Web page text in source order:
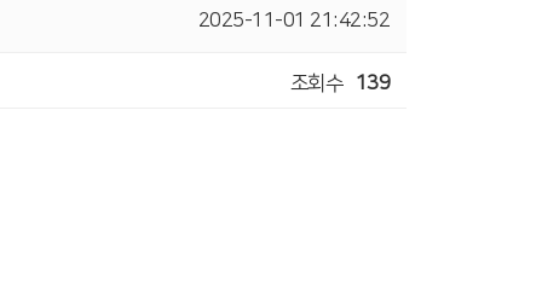
2025-11-01 21:42:52
조회수 139